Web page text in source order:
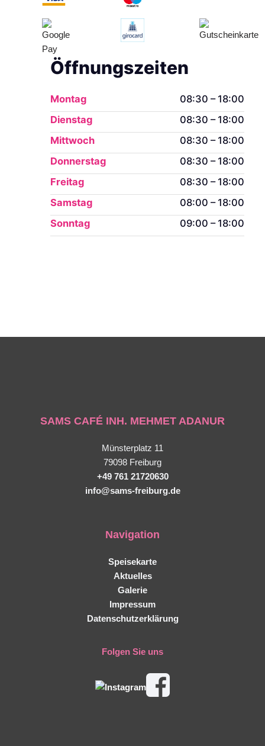
Öffnungszeiten
Montag
08:30 – 18:00
Dienstag
08:30 – 18:00
Mittwoch
08:30 – 18:00
Donnerstag
08:30 – 18:00
Freitag
08:30 – 18:00
Samstag
08:00 – 18:00
Sonntag
09:00 – 18:00
SAMS CAFÉ INH. MEHMET ADANUR
Münsterplatz 11
79098 Freiburg
+49 761 21720630
info@sams-freiburg.de
Navigation
Speisekarte
Aktuelles
Galerie
Impressum
Datenschutzerklärung
Folgen Sie uns